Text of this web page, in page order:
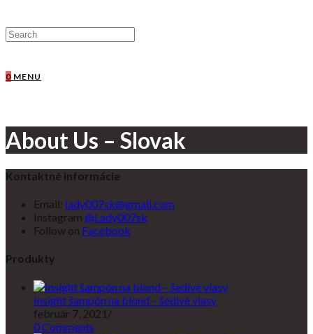
0 MENU
About Us – Slovak
Kontaktné informácie
Email: lady007sk@gmail.com
Instagram @Lady007sk
Follow on Facebook
Produkty
Insight šampón na blond – šedivé vlasy
február 7, 2021 /
0 Comments